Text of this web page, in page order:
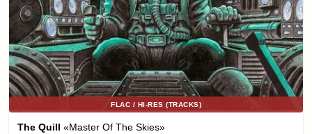
FLAC / HI-RES (TRACKS)
The Quill «Master Of The Skies»